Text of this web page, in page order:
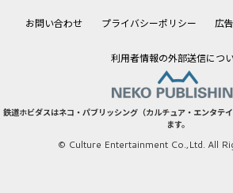
お問い合わせ プライバシーポリシー 広
利用者情報の外部送信につ
鉄道ホビダスはネコ・パブリッシング（カルチュア・エンタテ
ます。
© Culture Entertainment Co.,Ltd. All